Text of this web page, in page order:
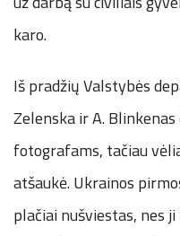
karo.
Iš pradžių Valstybės
Zelenska ir A.
fotografams, tačiau
atšaukė. Ukrainos
plačiai nušviestas, nes